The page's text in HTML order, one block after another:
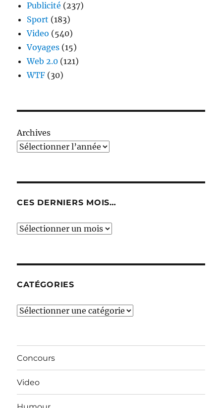
Publicité (237)
Sport (183)
Video (540)
Voyages (15)
Web 2.0 (121)
WTF (30)
Archives
CES DERNIERS MOIS…
Ces
CATÉGORIES
Catégories
Concours
Video